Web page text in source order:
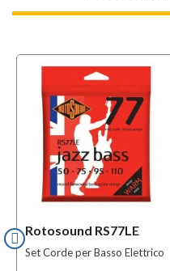
Rotosound RS77LE
Set Corde per Basso Elettrico